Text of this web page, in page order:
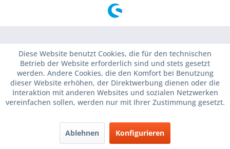
Diese Website benutzt Cookies, die für den technischen
Betrieb der Website erforderlich sind und stets gesetzt
werden. Andere Cookies, die den Komfort bei Benutzung
dieser Website erhöhen, der Direktwerbung dienen oder die
Interaktion mit anderen Websites und sozialen Netzwerken
vereinfachen sollen, werden nur mit Ihrer Zustimmung gesetzt.
Ablehnen Konfigurieren